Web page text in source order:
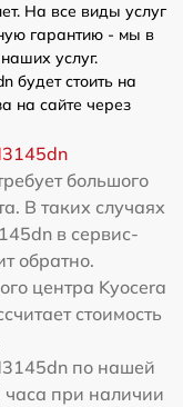
На все виды услуг
гарантию - мы в
услуг.
будет стоить на
на сайте через
большого
В таких случаях
в сервис-
обратно.
центра Kyocera
стоимость
по нашей
часа при наличии